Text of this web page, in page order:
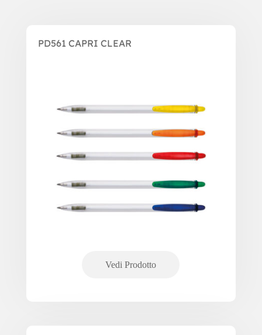
PD561 CAPRI CLEAR